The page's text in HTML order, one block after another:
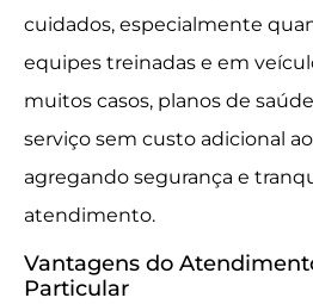
cuidados, especialmente
equipes treinadas e em
muitos casos, planos de
serviço sem custo adicional
agregando segurança e
atendimento.
Vantagens do
Particular